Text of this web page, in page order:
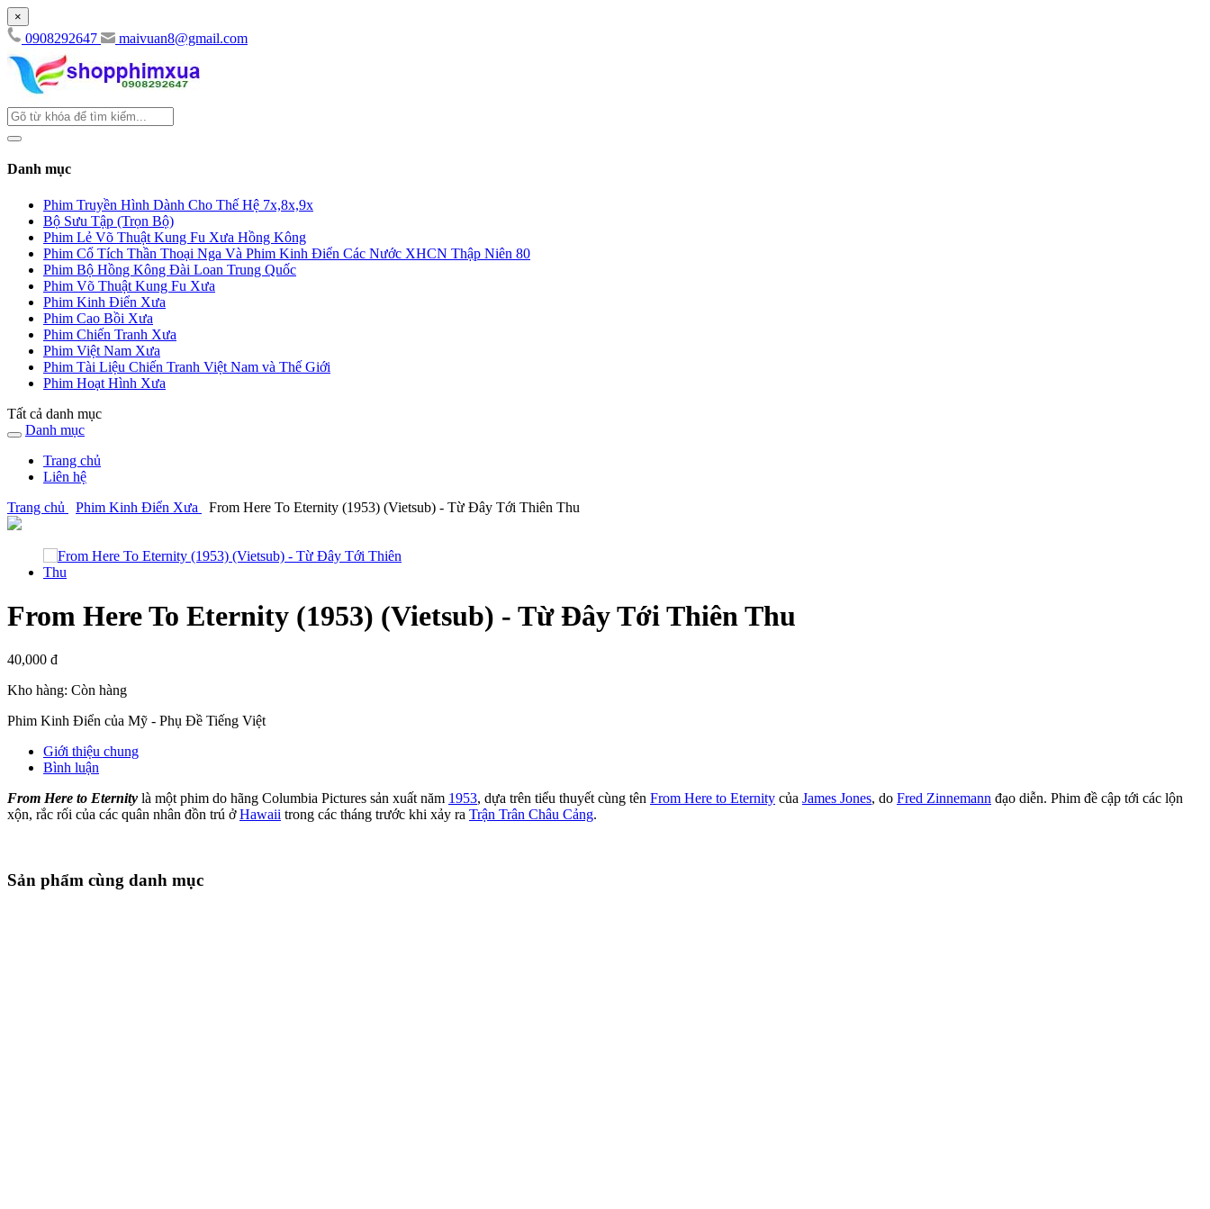
×
0908292647 maivuan8@gmail.com
Danh mục
Phim Truyền Hình Dành Cho Thế Hệ 7x,8x,9x
Bộ Sưu Tập (Trọn Bộ)
Phim Lẻ Võ Thuật Kung Fu Xưa Hồng Kông
Phim Cổ Tích Thần Thoại Nga Và Phim Kinh Điển Các Nước XHCN Thập Niên 80
Phim Bộ Hồng Kông Đài Loan Trung Quốc
Phim Võ Thuật Kung Fu Xưa
Phim Kinh Điển Xưa
Phim Cao Bồi Xưa
Phim Chiến Tranh Xưa
Phim Việt Nam Xưa
Phim Tài Liệu Chiến Tranh Việt Nam và Thế Giới
Phim Hoạt Hình Xưa
Tất cả danh mục
Danh mục
Trang chủ
Liên hệ
Trang chủ
Phim Kinh Điển Xưa From Here To Eternity (1953) (Vietsub) - Từ Đây Tới Thiên Thu
From Here To Eternity (1953) (Vietsub) - Từ Đây Tới Thiên Thu
40,000 đ
Kho hàng: Còn hàng
Phim Kinh Điển của Mỹ - Phụ Đề Tiếng Việt
Giới thiệu chung
Bình luận
From Here to Eternity là một phim do hãng Columbia Pictures sản xuất năm 1953, dựa trên tiểu thuyết cùng tên From Here to Eternity của James Jones, do Fred Zinnemann đạo diễn. Phim đề cập tới các lộn
xộn, rắc rối của các quân nhân đồn trú ởHawaii trong các tháng trước khi xảy ra Trận Trân Châu Cảng.
Sản phẩm cùng danh mục